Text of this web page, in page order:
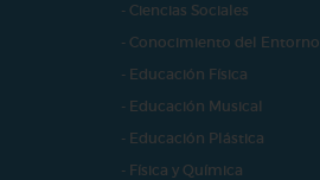
- Ciencias Sociales
- Conocimiento del Entorno
- Educación Física
- Educación Musical
- Educación Plástica
- Física y Química